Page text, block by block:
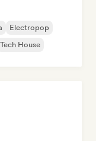
Electropop
Tech House